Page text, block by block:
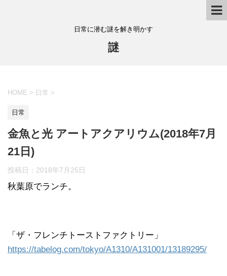
日常に潜む謎を解き明かす
謎
HOME > 日常 >
日常
金魚と光 アートアクアリウム(2018年7月
21日)
投稿日： 2018年7月25日
秋葉原でランチ。
「ザ・フレンチトーストファクトリー」
https://tabelog.com/tokyo/A1310/A131001/13189295/